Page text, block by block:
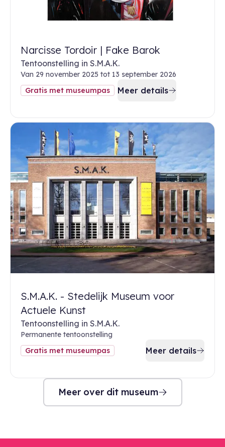
Narcisse Tordoir | Fake Barok
Tentoonstelling in S.M.A.K.
Van 29 november 2025 tot 13 september 2026
Gratis met museumpas
Meer details
S.M.A.K. - Stedelijk Museum voor
Actuele Kunst
Tentoonstelling in S.M.A.K.
Permanente tentoonstelling
Gratis met museumpas
Meer details
Meer over dit museum